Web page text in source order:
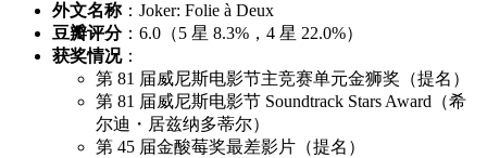
外文名称：Joker: Folie à Deux
豆瓣评分：6.0（5 星 8.3%，4 星 22.0%）
获奖情况：
第 81 届威尼斯电影节主竞赛单元金狮奖（提名）
第 81 届威尼斯电影节 Soundtrack Stars Award（希
尔迪・居兹纳多蒂尔）
第 45 届金酸莓奖最差影片（提名）